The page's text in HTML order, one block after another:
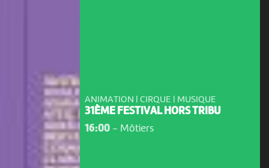
ANIMATION | CIRQUE | MUSIQUE
31ÈME FESTIVAL HORS TRIBU
16:00- Môtiers